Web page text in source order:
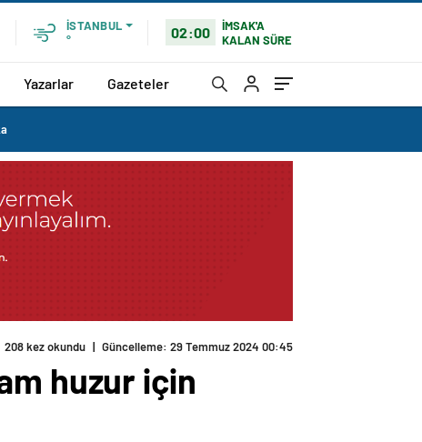
İSTANBUL
°
02:00
İMSAK'A
KALAN SÜRE
Yazarlar Gazeteler
208 kez okundu | Güncelleme: 29 Temmuz 2024 00:45
huzur için